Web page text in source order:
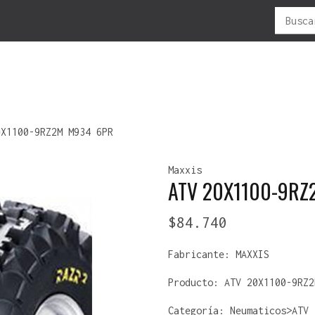
Buscar
por:
LUBRICANTES MOTOS
TODO TERRENO
URBANA
CAMARAS
MOUSSE
SELLADOR-NEUMÁTICO
9RZ2M M934 6PR
Maxxis
ATV 20X1100-
$84.740
Fabricante: MAXXIS
Producto: ATV 20X1100-
Categoría: Neumaticos>ATV